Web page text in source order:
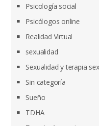
Psicología social
Psicólogos online
Realidad Virtual
sexualidad
Sexualidad y terapia
Sin categoría
Sueño
TDHA